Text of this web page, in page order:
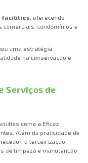
facilities , oferecendo
comerciais, condomínios e
uma estratégia
na conservação e
Serviços de
como a Eficaz
Além da praticidade de
a terceirização
de limpeza e manutenção